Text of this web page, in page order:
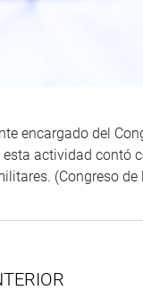
encargado del
esta actividad contó
(Congreso